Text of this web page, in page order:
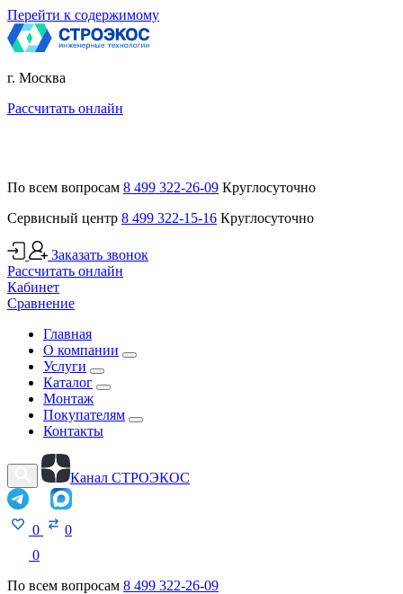
Перейти к содержимому
г. Москва
Рассчитать онлайн
По всем вопросам 8 499 322-26-09 Круглосуточно
Сервисный центр 8 499 322-15-16 Круглосуточно
Заказать звонок
Рассчитать онлайн
Кабинет
Сравнение
Главная
О компании
Услуги
Каталог
Монтаж
Покупателям
Контакты
Канал СТРОЭКОС
0
0
0
По всем вопросам 8 499 322-26-09